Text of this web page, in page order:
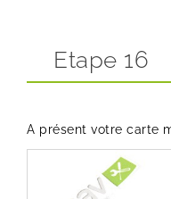
Etape 16
A présent votre carte